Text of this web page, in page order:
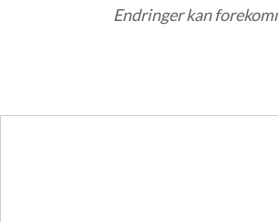
Endringer kan